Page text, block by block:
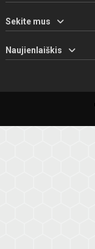
Sekite mus
Naujienlaiškis